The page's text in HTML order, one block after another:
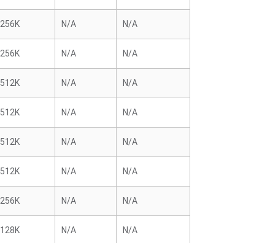
256K N/A N/A
256K N/A N/A
512K N/A N/A
512K N/A N/A
512K N/A N/A
512K N/A N/A
256K N/A N/A
128K N/A N/A